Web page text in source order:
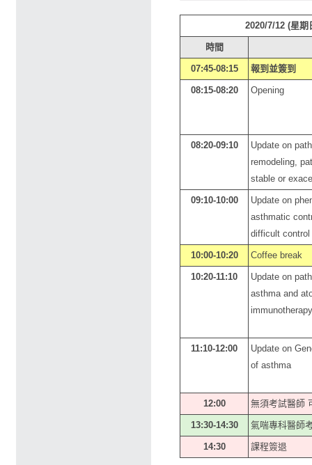
2020/7/12 (星期
時間
07:45-08:15 報到並簽到
08:15-08:20 Opening
08:20-09:10
Update on
remodeling,
stable or
09:10-10:00
Update on
asthmatic
difficult control
10:00-10:20 Coffee break
10:20-11:10
Update on
asthma and
11:10-12:00
Update on
of asthma
12:00 無須考試醫師
13:30-14:30 氣喘專科醫師
14:30 課程簽退